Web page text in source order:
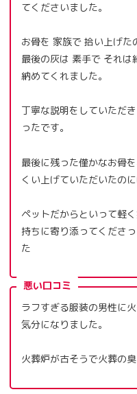
てくださいました。
お骨を 家族で 拾い上げた
最後の灰は 素手で それは
納めてくれました。
丁寧な説明をしていただ
ったです。
最後に残った僅かなお骨
くい上げていただいたの
ペットだからといって軽
持ちに寄り添ってくださ
た
悪い口コミ
ラフすぎる服装の男性に
気分になりました。
火葬炉が古そうで火葬の